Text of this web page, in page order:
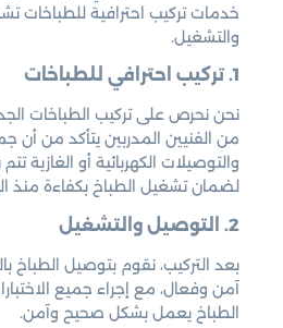
خدمات تركيب احترافية للطباخات
والتشغيل.
1. تركيب احترافي للطباخات
نحن نحرص على تركيب الطباخات
من الفنيين المدربين يتأكد من أن
والتوصيلات الكهربائية أو
لضمان تشغيل الطباخ بكفاءة منذ
2. التوصيل والتشغيل
بعد التركيب، نقوم بتوصيل الطباخ
آمن وفعال، مع إجراء جميع
الطباخ يعمل بشكل صحيح وآمن.